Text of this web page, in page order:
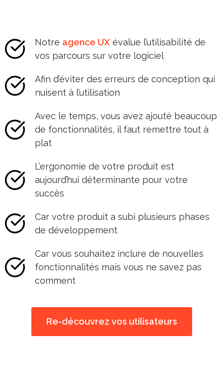
Notre agence UX évalue l’utilisabilité de
vos parcours sur votre logiciel
Afin d’éviter des erreurs de conception qui
nuisent à l’utilisation
Avec le temps, vous avez ajouté beaucoup
de fonctionnalités, il faut remettre tout à
plat
L’ergonomie de votre produit est
aujourd’hui déterminante pour votre
succès
Car votre produit a subi plusieurs phases
de développement
Car vous souhaitez inclure de nouvelles
fonctionnalités mais vous ne savez pas
comment
Re-découvrez vos utilisateurs